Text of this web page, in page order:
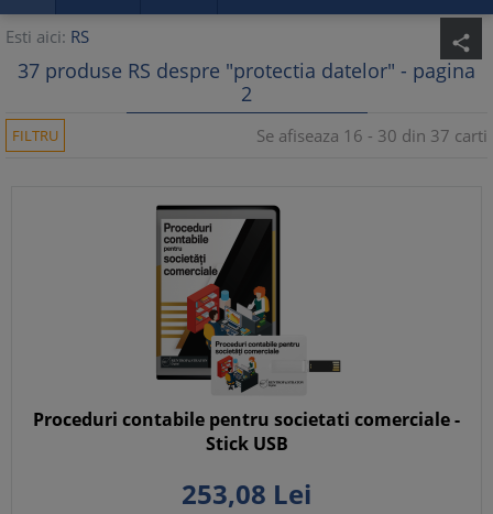
Esti aici: RS share
37 produse RS despre "protectia datelor" - pagina
2
FILTRU Se afiseaza 16 - 30 din 37 carti
Proceduri contabile pentru societati comerciale -
Stick USB
253,08 Lei